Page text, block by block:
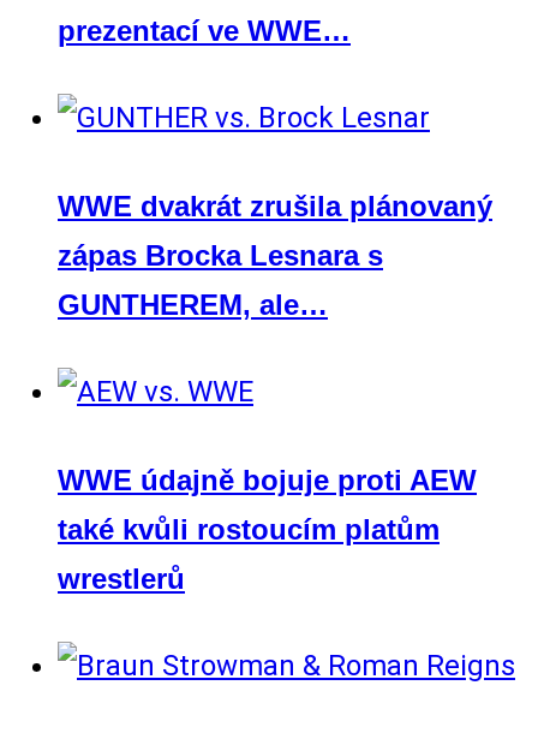
prezentací ve WWE…
WWE dvakrát zrušila plánovaný
zápas Brocka Lesnara s
GUNTHEREM, ale…
WWE údajně bojuje proti AEW
také kvůli rostoucím platům
wrestlerů